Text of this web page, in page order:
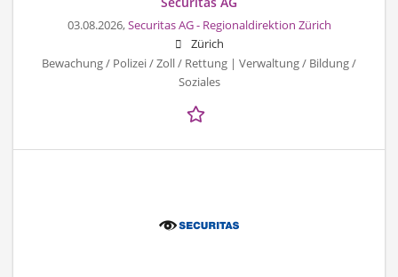
03.08.2026,Securitas AG - Regionaldirektion Zürich
Zürich
Bewachung / Polizei / Zoll / Rettung | Verwaltung / Bildung /
Soziales